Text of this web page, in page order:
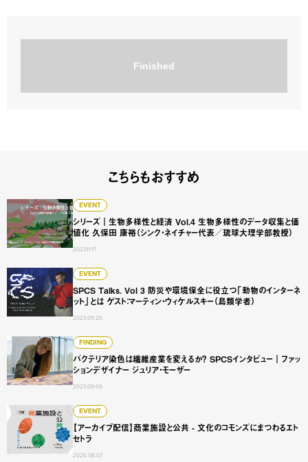
Finished
こちらもおすすめ
EVENT
シリーズ｜生物多様性と経済 Vol.4 生物多様性のデータ収集と価
値化 久保田 康裕（シンク・ネイチャー代表／琉球大理学部教授）
2023.11.17
シリーズ｜生物多様性と経済 Vol.4 生物多様性のデータ収
EVENT
SPCS Talks. Vol 3 防災や環境保全に役立つ「動物のインターネ
ット」とは ゲスト：マーティン・ウィケルスキー（鳥類学者）
2023.09.20
SPCS Talks. Vol 3 防災や環境保全に役立つ「動物のイン
FINDING
バクテリア染色は繊維産業を変えるか？ SPCSインタビュー｜ファッ
ションデザイナー ジュリア・モーザー
2023.09.09
バクテリア染色は繊維産業を変えるか？ SPCSインタビュ
EVENT
【アーカイブ配信】商業施設と公共 - 文化のコモンズにまつわるエト
セトラ
2026.08.07
【アーカイブ配信】商業施設と公共 - 文化のコモンズにまつ